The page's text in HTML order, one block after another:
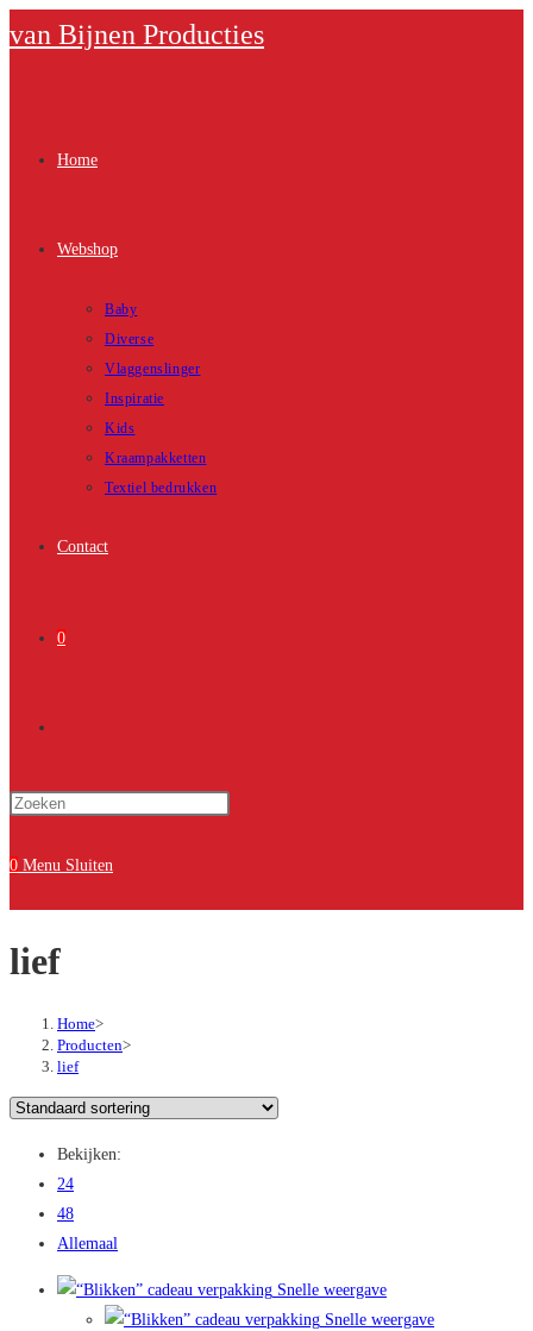
naar
van Bijnen Producties
Home
Webshop
Baby
Diverse
Vlaggenslinger
Inspiratie
Kids
Kraampakketten
Textiel bedrukken
Contact
0
site
0 Menu Sluiten
lief
Home>
Producten>
lief
Bekijken:
24
48
Allemaal
Snelle weergave
Snelle weergave